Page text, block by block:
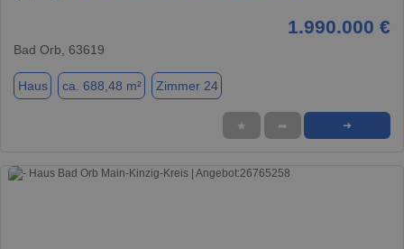
1.990.000 €
Bad Orb, 63619
Haus ca. 688,48 m² Zimmer 24
★ ➦ ➜